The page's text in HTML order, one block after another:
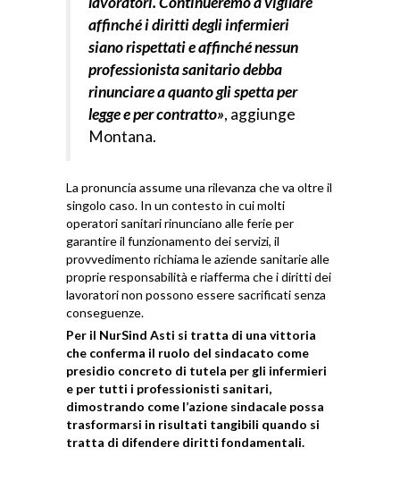
affinché i diritti degli infermieri
siano rispettati e affinché nessun
professionista sanitario debba
rinunciare a quanto gli spetta per
legge e per contratto», aggiunge
Montana.
La pronuncia assume una rilevanza che va oltre il
singolo caso. In un contesto in cui molti
operatori sanitari rinunciano alle ferie per
garantire il funzionamento dei servizi, il
provvedimento richiama le aziende sanitarie alle
proprie responsabilità e riafferma che i diritti dei
lavoratori non possono essere sacrificati senza
conseguenze.
Per il NurSind Asti si tratta di una vittoria
che conferma il ruolo del sindacato come
presidio concreto di tutela per gli infermieri
e per tutti i professionisti sanitari,
dimostrando come l’azione sindacale possa
trasformarsi in risultati tangibili quando si
tratta di difendere diritti fondamentali.